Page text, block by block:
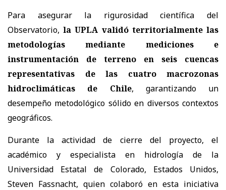
Para asegurar la rigurosidad científica del
Observatorio, la UPLA validó territorialmente las
metodologías mediante mediciones e
instrumentación de terreno en seis cuencas
representativas de las cuatro macrozonas
hidroclimáticas de Chile, garantizando un
desempeño metodológico sólido en diversos contextos
geográficos.
Durante la actividad de cierre del proyecto, el
académico y especialista en hidrología de la
Universidad Estatal de Colorado, Estados Unidos,
Steven Fassnacht, quien colaboró en esta iniciativa